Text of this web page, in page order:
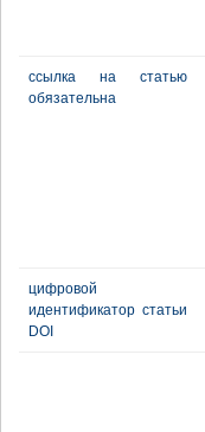
ссылка на статью
обязательна
цифровой
идентификатор статьи
DOI